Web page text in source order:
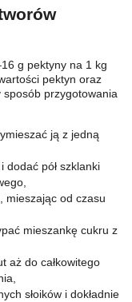
g pektyny na 1 kg
pektyn oraz
przygotowania
ją z jedną
dodać pół szklanki
mieszając od czasu
mieszankę cukru z
aż do całkowitego
słoików i dokładnie